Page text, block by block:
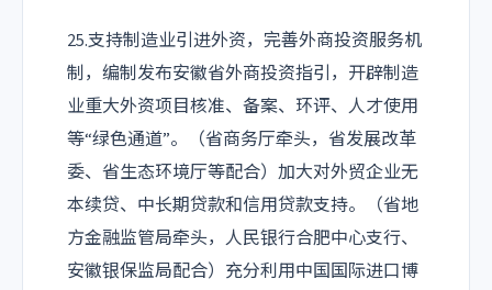
25.支持制造业引进外资，完善外商投资服务机
制，编制发布安徽省外商投资指引，开辟制造
业重大外资项目核准、备案、环评、人才使用
等“绿色通道”。（省商务厅牵头，省发展改革
委、省生态环境厅等配合）加大对外贸企业无
本续贷、中长期贷款和信用贷款支持。（省地
方金融监管局牵头，人民银行合肥中心支行、
安徽银保监局配合）充分利用中国国际进口博